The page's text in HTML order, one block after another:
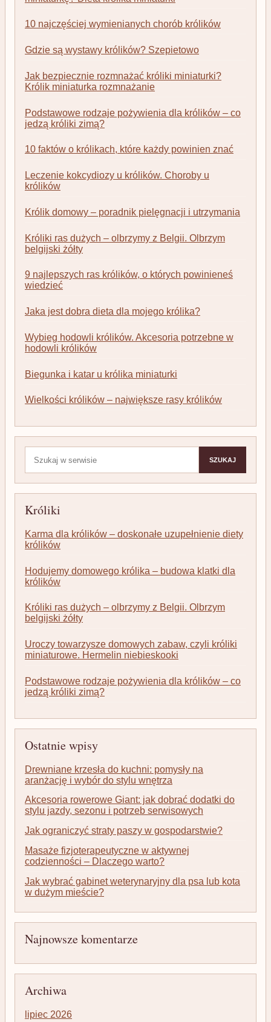
10 najczęściej wymienianych chorób królików
Gdzie są wystawy królików? Szepietowo
Jak bezpiecznie rozmnażać króliki miniaturki?
Królik miniaturka rozmnażanie
Podstawowe rodzaje pożywienia dla królików – co
jedzą króliki zimą?
10 faktów o królikach, które każdy powinien znać
Leczenie kokcydiozy u królików. Choroby u
królików
Królik domowy – poradnik pielęgnacji i utrzymania
Króliki ras dużych – olbrzymy z Belgii. Olbrzym
belgijski żółty
9 najlepszych ras królików, o których powinieneś
wiedzieć
Jaka jest dobra dieta dla mojego królika?
Wybieg hodowli królików. Akcesoria potrzebne w
hodowli królików
Biegunka i katar u królika miniaturki
Wielkości królików – największe rasy królików
Szukaj:
SZUKAJ
Króliki
Karma dla królików – doskonałe uzupełnienie diety
królików
Hodujemy domowego królika – budowa klatki dla
królików
Króliki ras dużych – olbrzymy z Belgii. Olbrzym
belgijski żółty
Uroczy towarzysze domowych zabaw, czyli króliki
miniaturowe. Hermelin niebieskooki
Podstawowe rodzaje pożywienia dla królików – co
jedzą króliki zimą?
Ostatnie wpisy
Drewniane krzesła do kuchni: pomysły na
aranżację i wybór do stylu wnętrza
Akcesoria rowerowe Giant: jak dobrać dodatki do
stylu jazdy, sezonu i potrzeb serwisowych
Jak ograniczyć straty paszy w gospodarstwie?
Masaże fizjoterapeutyczne w aktywnej
codzienności – Dlaczego warto?
Jak wybrać gabinet weterynaryjny dla psa lub kota
w dużym mieście?
Najnowsze komentarze
Archiwa
lipiec 2026